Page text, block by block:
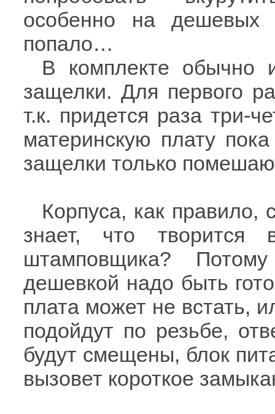
особенно на дешевых
попало…
В комплекте обычно
защелки. Для первого
т.к. придется раза три-
материнскую плату
защелки только
Корпуса, как правило,
знает, что творится
штамповщика?
дешевкой надо быть
плата может не встать,
подойдут по резьбе,
будут смещены, блок
вызовет короткое